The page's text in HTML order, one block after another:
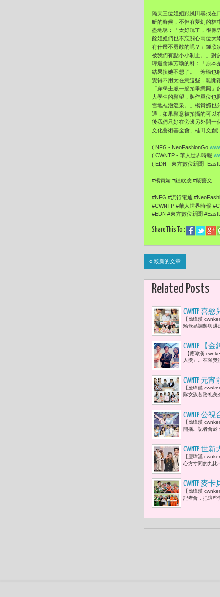
隔天三位姐姐跟風田尋找在
艇的時候，不但有夢幻的林
盡地說：「太好玩了，很像
餘姐姐們也不忘關心兩位大
有什麼不勇敢的呢？」鍾欣
被我們有點小小制止。」對
瑋還偷爆芳瑜的料：「原本
結果換她不想了。」芳瑜也
覺得不用太在意這些，離開
「穿學士服一起拍畢業照
大學生的願望，製作單位也
雪地裡泡溫泉。」楊貴媚也
通，如果願意被拍攝的可以
後我們只好在旁邊另外開一
文化藝術基金會、桂田文創)
( NFG - NeoFashionGo
( CWNTP - 華人世界時報
( EDN - 東方數位新聞-
#楊貴媚 #鍾欣凌 #嚴藝文
#NFG #流行電通
#CWNTP #華人世界時報
#EDN #東方數位新聞
Share This To :
« 較新的文章
Related Posts
CWNTP 喜
級 慘敗大
【應瑋漢
驗飲品調製與烘
CWNTP 【
勤：「她
員。」
【應瑋漢
人獎」。在領獎
CWNTP 元
棠 為孤單
【應瑋漢
隊女孩各務礼美
CWNTP 公
登場「搭
【應瑋漢
開播。記者會於
CWNTP 世
1. 采子：
【應瑋漢
心方寸間的九比
CWNTP 麥
「三代同
【應瑋漢
記者會，把這些